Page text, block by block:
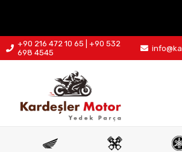
+90 216 472 10 65 | +90 532
698 4545